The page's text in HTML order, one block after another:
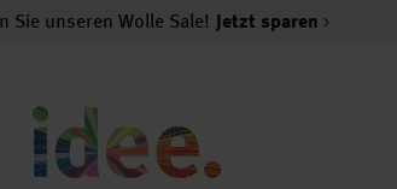
Sie unseren Wolle Sale! Jetzt sparen